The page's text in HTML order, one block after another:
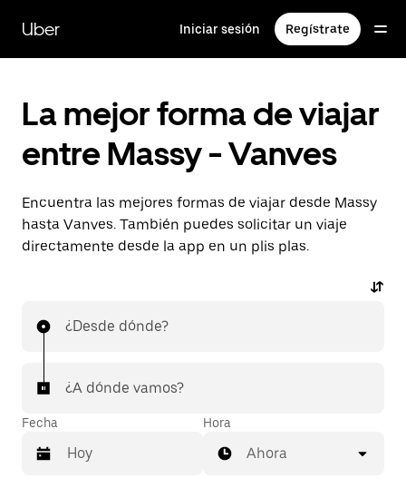
contenido
principal
Uber Iniciar sesión Regístrate
La mejor forma de viajar
entre Massy - Vanves
Encuentra las mejores formas de viajar desde Massy
hasta Vanves. También puedes solicitar un viaje
directamente desde la app en un plis plas.
¿Desde dónde?
¿A dónde vamos?
Fecha Hora
Ahora